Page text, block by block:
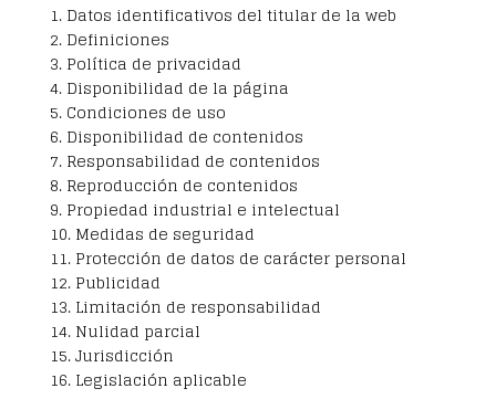
1. Datos identificativos del titular de la web
2. Definiciones
3. Política de privacidad
4. Disponibilidad de la página
5. Condiciones de uso
6. Disponibilidad de contenidos
7. Responsabilidad de contenidos
8. Reproducción de contenidos
9. Propiedad industrial e intelectual
10. Medidas de seguridad
11. Protección de datos de carácter personal
12. Publicidad
13. Limitación de responsabilidad
14. Nulidad parcial
15. Jurisdicción
16. Legislación aplicable